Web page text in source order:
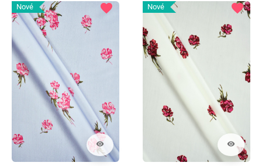
Nové
visibility
favorite Nové
visibility
favorite